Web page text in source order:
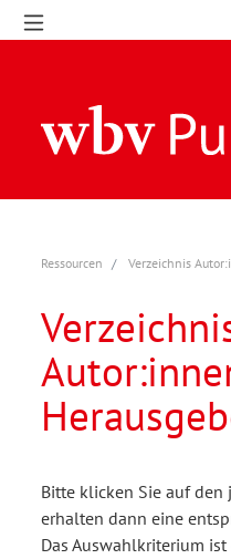
Ressourcen Verzeichnis
Bitte klicken Sie auf den
erhalten dann eine
Das Auswahlkriterium